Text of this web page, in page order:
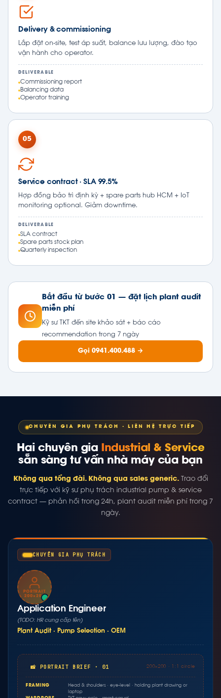
Delivery & commissioning
Lắp đặt on-site, test áp suất, balance lưu lượng, đào tạo
vận hành cho operator.
DELIVERABLE
Commissioning report
Balancing data
Operator training
05
Service contract · SLA 99.5%
Hợp đồng bảo trì định kỳ + spare parts hub HCM + IoT
monitoring optional. Giảm downtime.
DELIVERABLE
SLA contract
Spare parts stock plan
Quarterly inspection
Bắt đầu từ bước 01 — đặt lịch plant audit
miễn phí
Kỹ sư TKT đến site khảo sát + báo cáo
recommendation trong 7 ngày
Gọi 0941.400.488 →
CHUYÊN GIA PHỤ TRÁCH · LIÊN HỆ TRỰC TIẾP
Hai chuyên gia Industrial & Service
sẵn sàng tư vấn nhà máy của bạn
Không qua tổng đài. Không qua sales generic.Trao đổi
trực tiếp với kỹ sư phụ trách industrial pump & service
contract — phản hồi trong 24h, plant audit miễn phí trong 7
ngày.
CHUYÊN GIA PHỤ TRÁCH
PORTRAIT
200×200
Application Engineer
(TODO: HR cung cấp tên)
Plant Audit · Pump Selection · OEM
📸 PORTRAIT BRIEF · 01 200×200 · 1:1 circle
FRAMING
Head & shoulders · eye-level · holding plant drawing or
laptop